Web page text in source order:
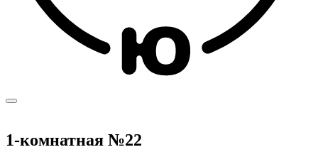
1-комнатная №22